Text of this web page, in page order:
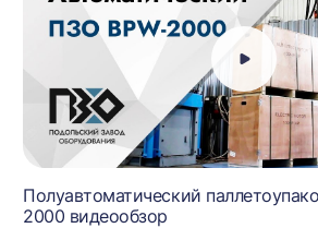
Полуавтоматический
2000 видеообзор